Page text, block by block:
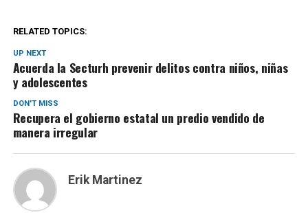
RELATED TOPICS:
UP NEXT
Acuerda la Secturh prevenir delitos contra niños, niñas
y adolescentes
DON'T MISS
Recupera el gobierno estatal un predio vendido de
manera irregular
Erik Martinez